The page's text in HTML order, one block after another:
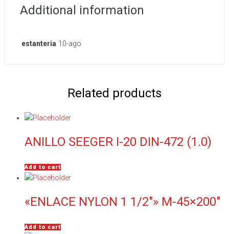
Additional information
estanteria 10-ago
Related products
ANILLO SEEGER I-20 DIN-472 (1.0)
Add to cart
«ENLACE NYLON 1 1/2″» M-45×200″
Add to cart